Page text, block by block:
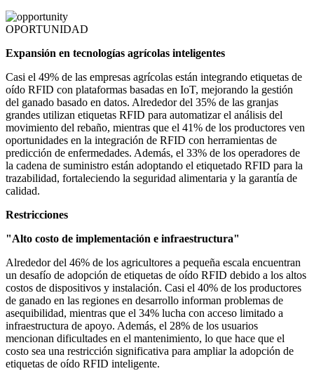
OPORTUNIDAD
Expansión en tecnologías agrícolas inteligentes
Casi el 49% de las empresas agrícolas están integrando etiquetas de
oído RFID con plataformas basadas en IoT, mejorando la gestión
del ganado basado en datos. Alrededor del 35% de las granjas
grandes utilizan etiquetas RFID para automatizar el análisis del
movimiento del rebaño, mientras que el 41% de los productores ven
oportunidades en la integración de RFID con herramientas de
predicción de enfermedades. Además, el 33% de los operadores de
la cadena de suministro están adoptando el etiquetado RFID para la
trazabilidad, fortaleciendo la seguridad alimentaria y la garantía de
calidad.
Restricciones
"Alto costo de implementación e infraestructura"
Alrededor del 46% de los agricultores a pequeña escala encuentran
un desafío de adopción de etiquetas de oído RFID debido a los altos
costos de dispositivos y instalación. Casi el 40% de los productores
de ganado en las regiones en desarrollo informan problemas de
asequibilidad, mientras que el 34% lucha con acceso limitado a
infraestructura de apoyo. Además, el 28% de los usuarios
mencionan dificultades en el mantenimiento, lo que hace que el
costo sea una restricción significativa para ampliar la adopción de
etiquetas de oído RFID inteligente.